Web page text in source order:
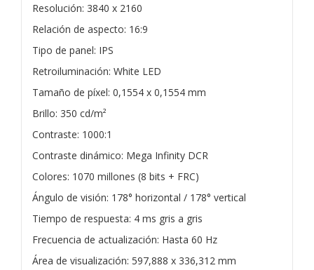
Resolución: 3840 x 2160
Relación de aspecto: 16:9
Tipo de panel: IPS
Retroiluminación: White LED
Tamaño de píxel: 0,1554 x 0,1554 mm
Brillo: 350 cd/m²
Contraste: 1000:1
Contraste dinámico: Mega Infinity DCR
Colores: 1070 millones (8 bits + FRC)
Ángulo de visión: 178° horizontal / 178° vertical
Tiempo de respuesta: 4 ms gris a gris
Frecuencia de actualización: Hasta 60 Hz
Área de visualización: 597,888 x 336,312 mm